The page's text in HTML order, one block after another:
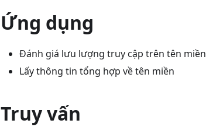
Ứng dụng
Đánh giá lưu lượng truy cập trên tên miền
Lấy thông tin tổng hợp về tên miền
Truy vấn